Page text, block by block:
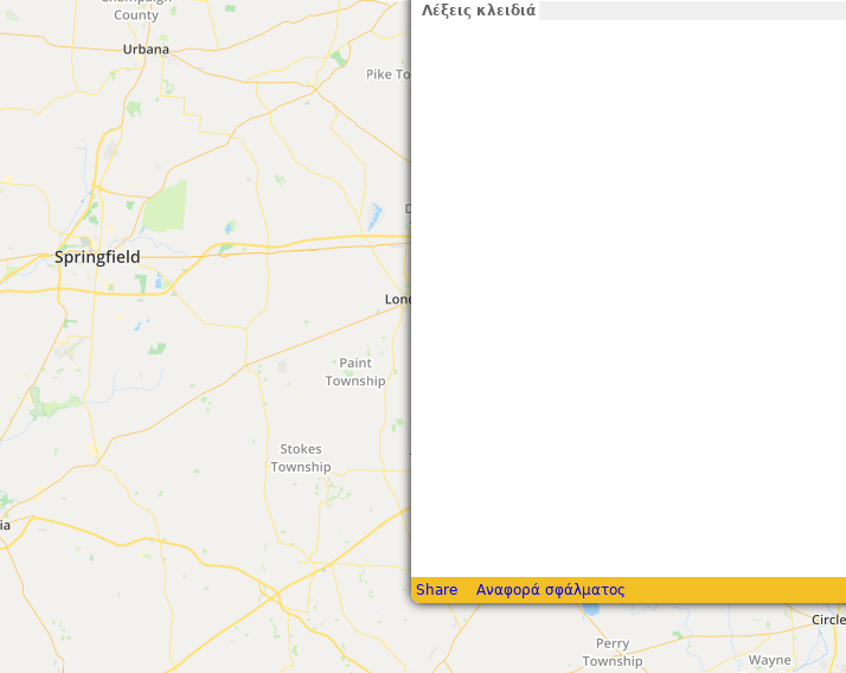
Λέξεις κλειδιά
Share Αναφορά σφάλματος